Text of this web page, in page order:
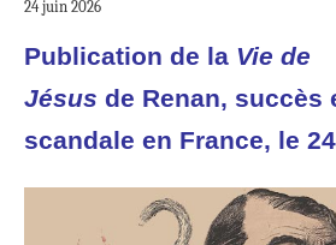
24 juin 2026
Publication de la Vie de
Jésus de Renan, succès
scandale en France, le